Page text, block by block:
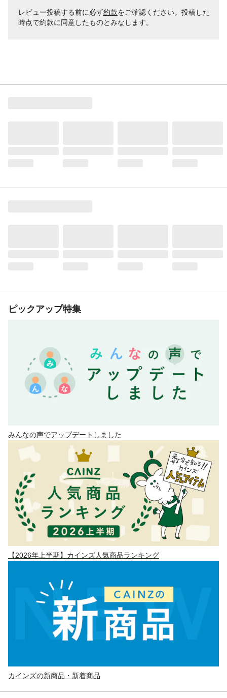
レビュー投稿する前に必ず約款をご確認ください。投稿した
時点で約款に同意したものとみなします。
ピックアップ特集
みんなの声でアップデートしました
【2026年上半期】カインズ人気商品ランキング
カインズの新商品・新着商品